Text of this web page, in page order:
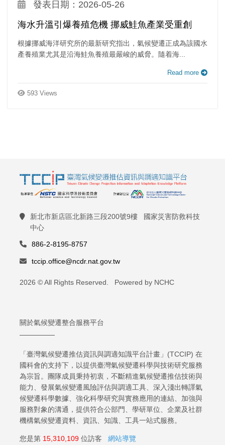
發表日期：2026-05-26
海水升溫引爆養殖危機 挪威鮭魚產業受重創
根據挪威海洋研究所的最新研究指出，氣候變遷正成為該國水
產養殖業尤其是沿海鮭魚養殖最嚴峻的威脅。隨着海...
Read more
593 Views
新北市新店區北新路三段200號9樓 國家災害防救科技
中心
886-2-8195-8757
tccip.office@ncdr.nat.gov.tw
2026 © All Rights Reserved. Powered by NCHC
關於氣候變遷整合服務平台
「臺灣氣候變遷推估資訊與調適知識平台計畫」(TCCIP) 在
國科會的支持下，以提供臺灣氣候變遷科學與技術研究服務
為宗旨。團隊成員秉持初衷，不斷精進氣候變遷推估技術與
能力、發展氣候變遷風險評估與調適工具、深入淺出轉譯氣
候變遷科學數據、強化科學研究與實務應用的連結、加強與
服務對象的溝通，提供符合公部門、學研單位、企業及社群
機構氣候變遷資料、資訊、知識、工具一站式服務。
您是第 15,310,109 位訪客 網站導覽